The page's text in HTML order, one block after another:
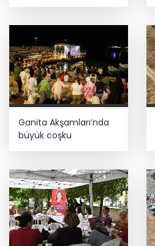
Ganita Akşamları’nda
büyük coşku